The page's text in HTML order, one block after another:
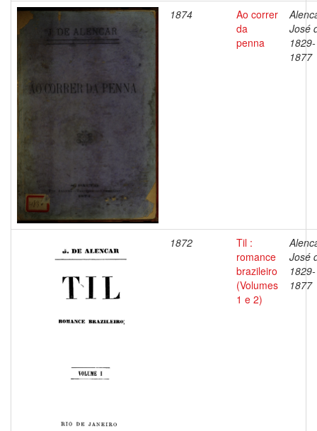
1874
Ao correr
da
penna
José
1829-
1877
1872
Til :
romance
brazileiro
(Volumes
1 e 2)
José
1829-
1877